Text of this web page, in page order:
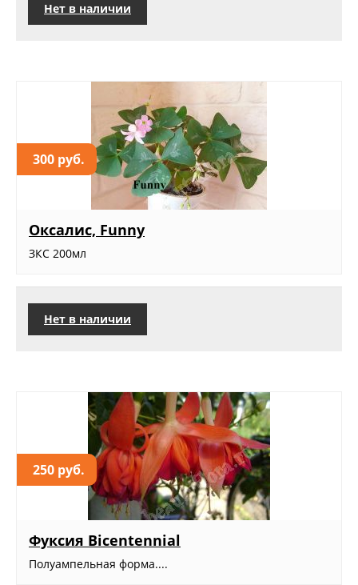
Нет в наличии
300 руб.
Оксалис, Funny
ЗКС 200мл
Нет в наличии
250 руб.
Фуксия Bicentennial
Полуампельная форма....